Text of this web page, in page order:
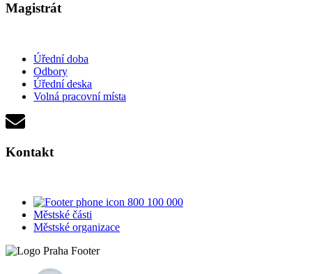
Magistrát
Úřední doba
Odbory
Úřední deska
Volná pracovní místa
Kontakt
800 100 000
Městské části
Městské organizace